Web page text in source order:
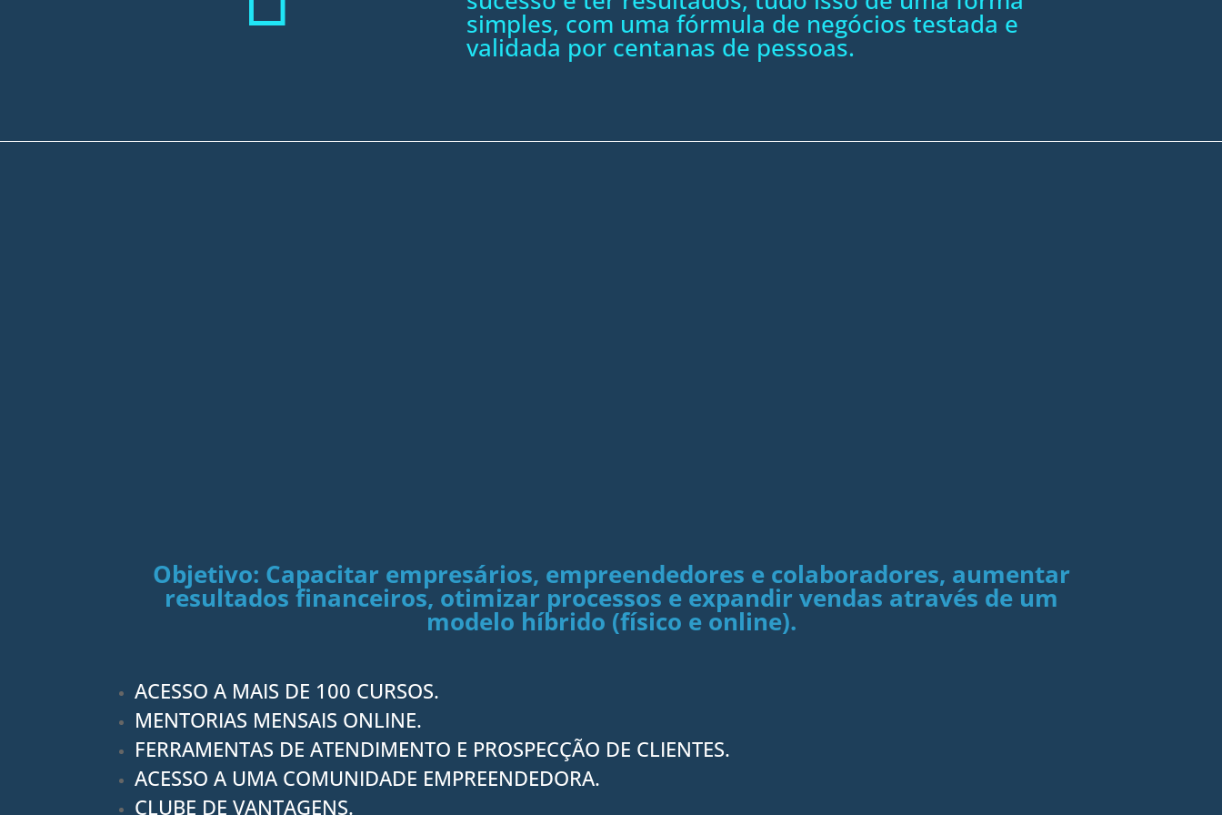
simples, com uma fórmula de negócios testada e
validada por centanas de pessoas.
Objetivo: Capacitar empresários, empreendedores e colaboradores, aumentar
resultados financeiros, otimizar processos e expandir vendas através de um
modelo híbrido (físico e online).
ACESSO A MAIS DE 100 CURSOS.
MENTORIAS MENSAIS ONLINE.
FERRAMENTAS DE ATENDIMENTO E PROSPECÇÃO DE CLIENTES.
ACESSO A UMA COMUNIDADE EMPREENDEDORA.
CLUBE DE VANTAGENS.